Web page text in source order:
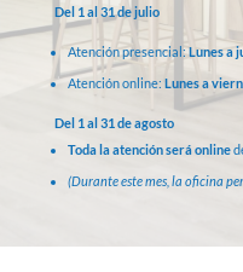
Del 1 al 31 de julio
Atención presencial:Lunes a
Atención online: Lunes a
Del 1 al 31 de agosto
Toda la atención será online
(Durante este mes, la oficina